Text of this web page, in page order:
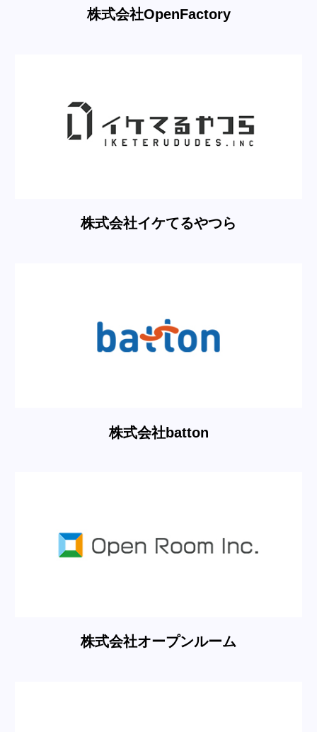
株式会社OpenFactory
株式会社イケてるやつら
株式会社batton
株式会社オープンルーム